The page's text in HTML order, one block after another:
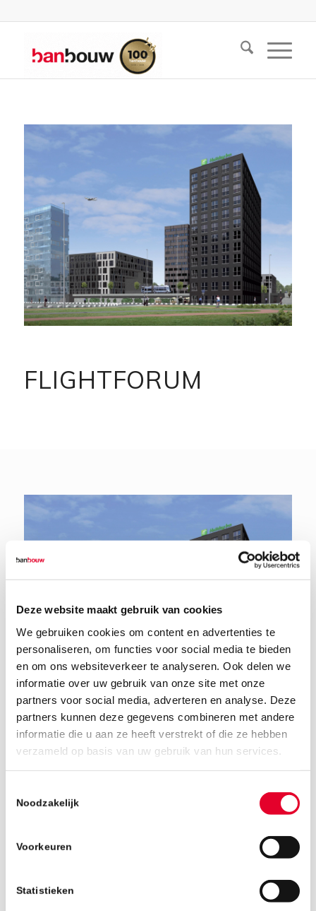
Deze website maakt gebruik van cookies
We gebruiken cookies om content en advertenties te
personaliseren, om functies voor social media te bieden
en om ons websiteverkeer te analyseren. Ook delen we
informatie over uw gebruik van onze site met onze
partners voor social media, adverteren en analyse. Deze
partners kunnen deze gegevens combineren met andere
informatie die u aan ze heeft verstrekt of die ze hebben
verzameld op basis van uw gebruik van hun services.
Noodzakelijk
Voorkeuren
Statistieken
FLIGHTFORUM
17 juli 2018